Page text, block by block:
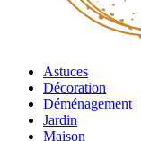
Astuces
Décoration
Déménagement
Jardin
Maison